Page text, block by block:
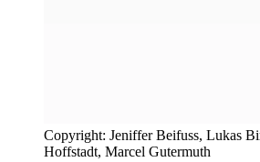
Copyright: Jeniffer Beifuss, Lukas
Hoffstadt, Marcel Gutermuth